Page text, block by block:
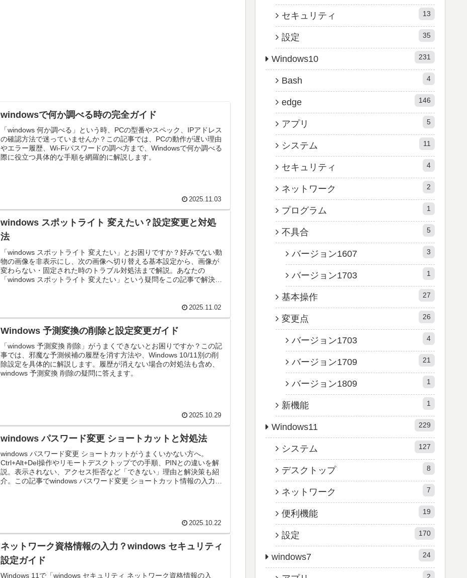
windowsで何か調べる時の完全ガイド
「windows 何か調べる」という時、PCの型番やスペック、IPアドレス
の確認方法で迷っていませんか？この記事では、PCの動作が遅い理由
やエラー履歴、Wi-Fiパスワードの調べ方まで、Windowsで何か調べる
際に役立つ具体的な手順を網羅的に解説します。
2025.11.03
windows スポットライト 変えたい？設定変更と対処
法
「windows スポットライト 変えたい」とお困りですか？好みでない動
物の画像を非表示にし、次の画像へ切り替える基本設定から、画像が
変わらない・固定された時のトラブル対処法まで解説。あなたの
「windows スポットライト 変えたい」という疑問をこの記事で解決し
2025.11.02
Windows 予測変換の削除と設定変更ガイド
「windows 予測変換 削除」がうまくできないとお困りですか？この記
事では、邪魔な予測候補の履歴を消す方法や、Windows 10/11別の削
除設定を具体的に解説します。履歴が消えない場合の対処法も含め、
windows 予測変換 削除の疑問に答えます。
2025.10.29
windows パスワード変更 ショートカットと対処法
windows パスワード変更 ショートカットがうまくいかない方へ。
Ctrl+Alt+Del操作やリモートデスクトップでの手順、PINとの違いを解
説。表示されない、アクセス拒否など「できない」理由と解決策も紹
介。この記事でwindows パスワード変更 ショートカット情報の入力に
2025.10.22
ネットワーク資格情報の入力？windows セキュリティ
設定ガイド
Windows 11で「windows セキュリティ ネットワーク資格情報の入
セキュリティ 13
設定 35
Windows10 231
Bash 4
edge 146
アプリ 5
システム 11
セキュリティ 4
ネットワーク 2
プログラム 1
不具合 5
バージョン1607 3
バージョン1703 1
基本操作 27
変更点 26
バージョン1703 4
バージョン1709 21
バージョン1809 1
新機能 1
Windows11 229
システム 127
デスクトップ 8
ネットワーク 7
便利機能 19
設定 170
windows7 24